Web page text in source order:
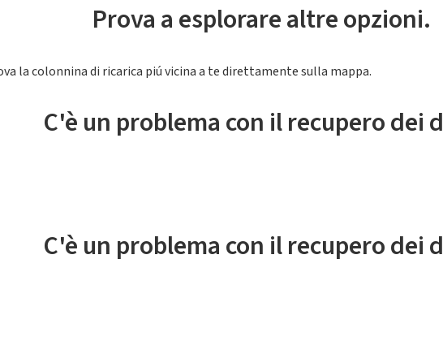
Prova a esplorare altre opzioni.
la colonnina di ricarica piú vicina a te direttamente sulla mappa.
C'è un problema con il recupero dei
C'è un problema con il recupero dei